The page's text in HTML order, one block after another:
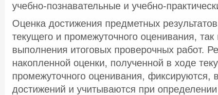
учебно-познавательные и учебно-
Оценка достижения предметных
текущего и промежуточного оценивания,
выполнения итоговых проверочных работ.
накопленной оценки, полученной в ходе
промежуточного оценивания,
достижений и учитываются при